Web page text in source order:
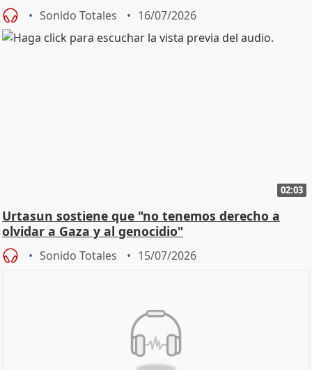
Sonido Totales 16/07/2026
02:03
Urtasun sostiene que "no tenemos derecho a
olvidar a Gaza y al genocidio"
Sonido Totales 15/07/2026